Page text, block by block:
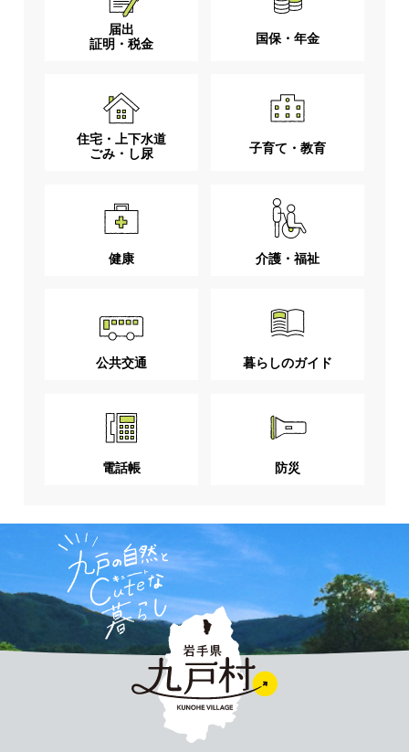
届出
証明・税金
国保・年金
住宅・上下水道
ごみ・し尿
子育て・教育
健康 介護・福祉
公共交通 暮らしのガイド
電話帳 防災